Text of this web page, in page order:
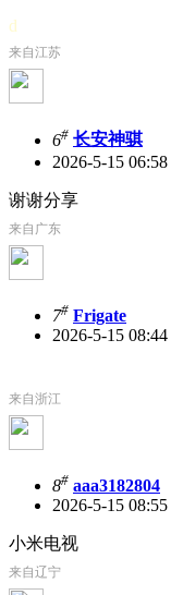
d
来自江苏
6# 长安神骐
2026-5-15 06:58
谢谢分享
来自广东
7# Frigate
2026-5-15 08:44
来自浙江
8# aaa3182804
2026-5-15 08:55
小米电视
来自辽宁